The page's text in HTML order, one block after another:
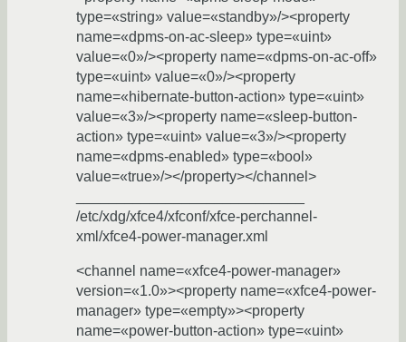
type=«string» value=«standby»/><property
name=«dpms-on-ac-sleep» type=«uint»
value=«0»/><property name=«dpms-on-ac-off»
type=«uint» value=«0»/><property
name=«hibernate-button-action» type=«uint»
value=«3»/><property name=«sleep-button-
action» type=«uint» value=«3»/><property
name=«dpms-enabled» type=«bool»
value=«true»/></property></channel>
/etc/xdg/xfce4/xfconf/xfce-perchannel-
xml/xfce4-power-manager.xml
<channel name=«xfce4-power-manager»
version=«1.0»><property name=«xfce4-power-
manager» type=«empty»><property
name=«power-button-action» type=«uint»